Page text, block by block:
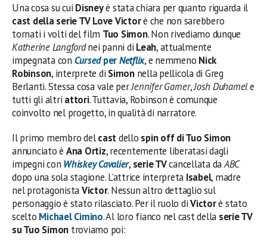
Una cosa su cui Disneyè stata chiara per quanto riguarda il
cast della serie TV Love Victorè che non sarebbero
tornati i volti del film Tuo Simon. Non rivediamo dunque
Katherine Langfordnei panni di Leah, attualmente
impegnata con CursedperNetflix, e nemmeno Nick
Robinson, interprete di Simonnella pellicola di Greg
Berlanti. Stessa cosa vale perJennifer Garner,Josh Duhamele
tutti gli altri attori. Tuttavia, Robinson è comunque
coinvolto nel progetto, in qualità di narratore.
Il primo membro delcastdello spin off di Tuo Simon
annunciato è Ana Ortiz, recentemente liberatasi dagli
impegni con Whiskey Cavalier, serie TVcancellata daABC
dopo una sola stagione. L’attrice interpreta Isabel, madre
nel protagonistaVictor. Nessun altro dettaglio sul
personaggio è stato rilasciato. Per il ruolo diVictorè stato
scelto Michael Cimino. Al loro fianco nel cast della serie TV
su Tuo Simon troviamo poi: